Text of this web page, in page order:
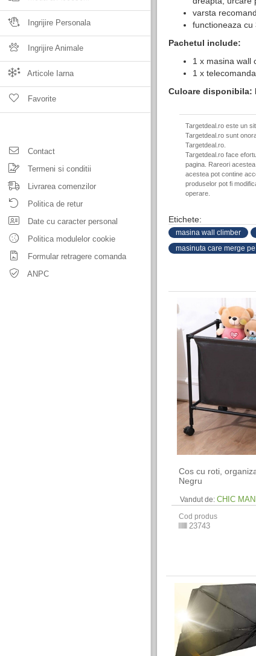
Ingrijire Personala
Ingrijire Animale
Articole Iarna
Favorite
Contact
Termeni si conditii
Livrarea comenzilor
Politica de retur
Date cu caracter personal
Politica modulelor cookie
Formular retragere comanda
ANPC
varsta
functioneaza cu
Pachetul include:
1 x masina wall
1 x telecomanda
Culoare disponibila:
Targetdeal.ro este un
Targetdeal.ro sunt
Targetdeal.ro.
Targetdeal.ro face
pagina. Rareori
acestea pot contine
produselor pot fi
operare.
Etichete:
masina wall climber
masinuta care merge
Cos cu roti,
Negru
Vandut de: CHIC
Cod produs
23743